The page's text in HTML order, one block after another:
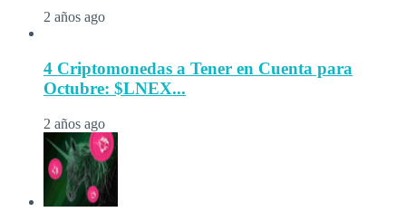
2 años ago
4 Criptomonedas a Tener en Cuenta para
Octubre: $LNEX...
2 años ago